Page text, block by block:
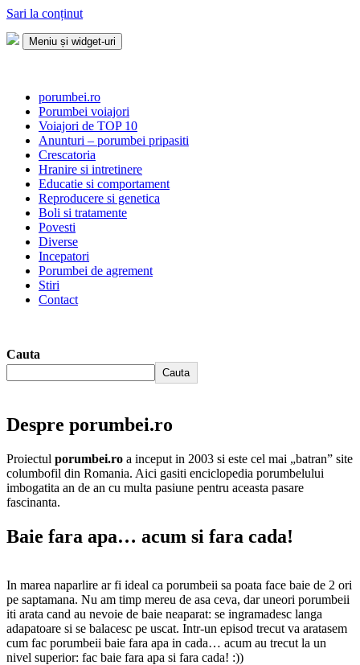
Sari la conținut
Meniu și widget-uri
porumbei.ro
Porumbei voiajori
Voiajori de TOP 10
Anunturi – porumbei pripasiti
Crescatoria
Hranire si intretinere
Educatie si comportament
Reproducere si genetica
Boli si tratamente
Povesti
Diverse
Incepatori
Porumbei de agrement
Stiri
Contact
Cauta
Cauta
Despre porumbei.ro
Proiectul porumbei.ro a inceput in 2003 si este cel mai „batran” site
columbofil din Romania. Aici gasiti enciclopedia porumbelului
imbogatita an de an cu multa pasiune pentru aceasta pasare
fascinanta.
Baie fara apa… acum si fara cada!
In marea naparlire ar fi ideal ca porumbeii sa poata face baie de 2 ori
pe saptamana. Nu am timp mereu de asa ceva, dar uneori porumbeii
iti arata cand au nevoie de baie neaparat: se ingramadesc langa
adapatoare si se balacesc pe uscat. Intr-un episod trecut va aratasem
cum fac porumbeii baie fara apa in cada… acum au trecut la un
nivel superior: fac baie fara apa si fara cada! :))